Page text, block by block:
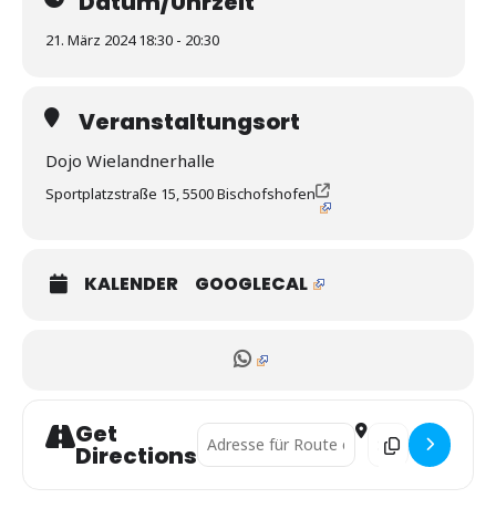
21. März 2024 18:30 - 20:30
Veranstaltungsort
Dojo Wielandnerhalle
Sportplatzstraße 15, 5500 Bischofshofen
KALENDER GOOGLECAL
Get
Directions
Address - Salzburger Landesrandori []
Destination